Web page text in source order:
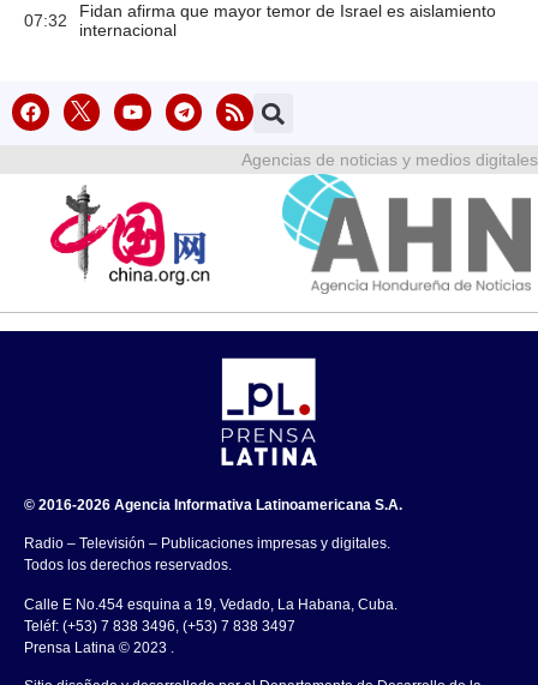
07:32
Fidan afirma que mayor temor de Israel es aislamiento
internacional
Agencias de noticias y medios digitales
© 2016-2026 Agencia Informativa Latinoamericana S.A.
Radio – Televisión – Publicaciones impresas y digitales.
Todos los derechos reservados.
Calle E No.454 esquina a 19, Vedado, La Habana, Cuba.
Teléf: (+53) 7 838 3496, (+53) 7 838 3497
Prensa Latina © 2023 .